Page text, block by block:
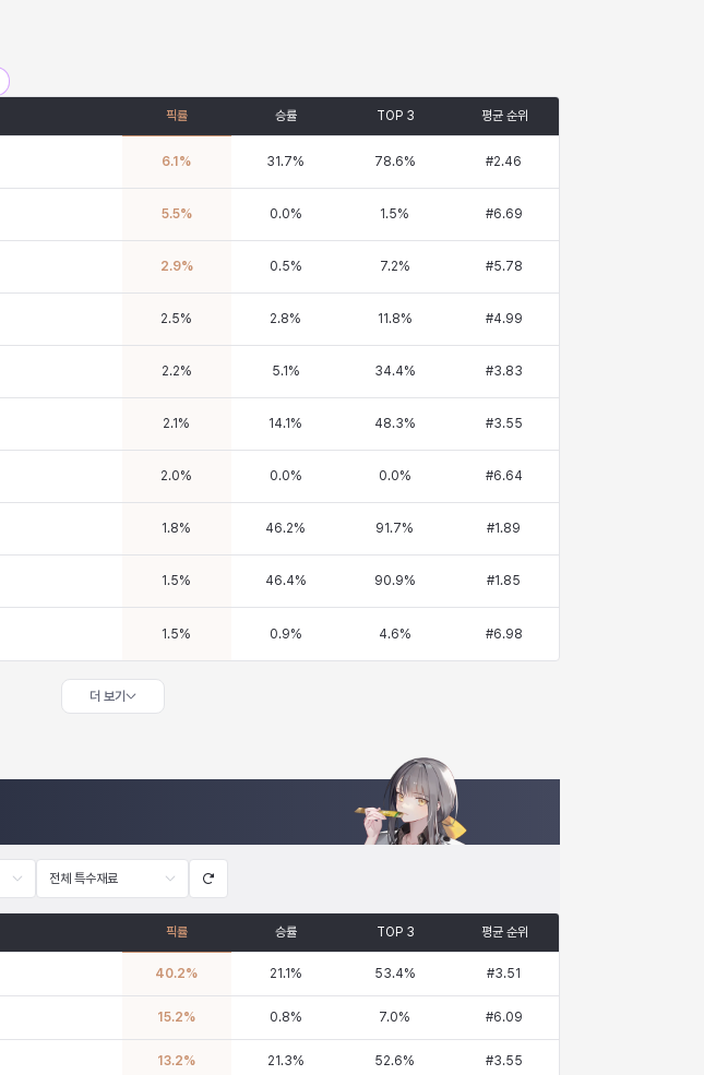
픽률 승률 TOP 3 평균 순위
6.1 % 31.7% 78.6% #2.46
5.5% 0.0% 1.5% #6.69
2.9% 0.5% 7.2% #5.78
2.5% 2.8% 11.8% #4.99
2.2% 5.1 % 34.4% #3.83
2.1 % 14.1 % 48.3% #3.55
2.0% 0.0% 0.0% #6.64
1.8% 46.2% 91.7% #1.89
1.5% 46.4% 90.9% #1.85
1.5% 0.9% 4.6% #6.98
더 보기
전체 특수재료
픽률 승률 TOP 3 평균 순위
40.2% 21.1 % 53.4% #3.51
15.2% 0.8% 7.0% #6.09
13.2% 21.3% 52.6% #3.55